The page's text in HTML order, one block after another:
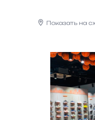
Показать на